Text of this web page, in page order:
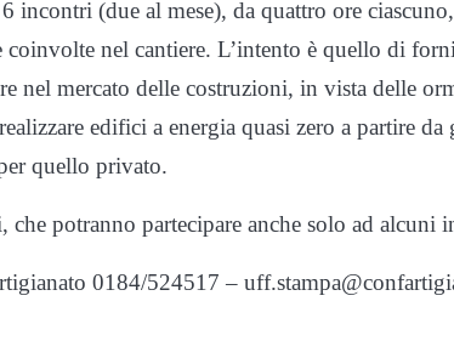
(due al mese), da quattro ore
nel cantiere. L’intento è quello di
nel mercato delle costruzioni, in vista delle
edifici a energia quasi zero a partire
quello privato.
potranno partecipare anche solo ad alcuni
0184/524517 –